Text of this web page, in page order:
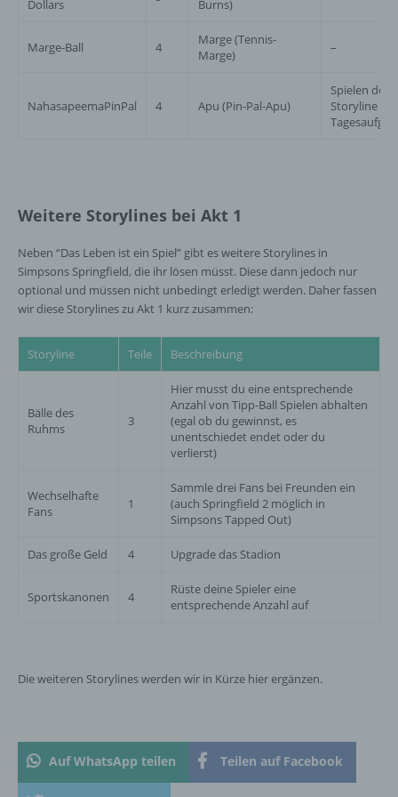
Dollars
Burns)
Marge-Ball 4
Marge (Tennis-
Marge)
–
NahasapeemaPinPal 4 Apu (Pin-Pal-Apu)
Spielen der
Storyline
Weitere Storylines bei Akt 1
Neben “Das Leben ist ein Spiel” gibt es weitere Storylines in
Simpsons Springfield, die ihr lösen müsst. Diese dann jedoch nur
optional und müssen nicht unbedingt erledigt werden. Daher fassen
wir diese Storylines zu Akt 1 kurz zusammen:
Storyline Teile Beschreibung
Bälle des
Ruhms
3
Hier musst du eine entsprechende
Anzahl von Tipp-Ball Spielen abhalten
(egal ob du gewinnst, es
unentschiedet endet oder du
verlierst)
Wechselhafte
Fans
1
Sammle drei Fans bei Freunden ein
(auch Springfield 2 möglich in
Simpsons Tapped Out)
Das große Geld 4 Upgrade das Stadion
Sportskanonen 4
Rüste deine Spieler eine
entsprechende Anzahl auf
Die weiteren Storylines werden wir in Kürze hier ergänzen.
Auf WhatsApp teilen Teilen auf Facebook
Mitgliedstaaten möglicherweise
jedoch nicht als Empfänger.
j) Dritter
und den Personen, die unter der
Verantwortlichen oder des
Auftragsverarbeiters befugt sind, die
personenbezogenen Daten zu verarbeiten.
k) Einwilligung
Einwilligung ist jede von der betroffenen
Person freiwillig für den bestimmten Fall in
informierter Weise und unmissverständlich
abgegebene Willensbekundung in Form
eindeutigen bestätigenden Handlung, mit der
die betroffene Person zu verstehen gibt, dass
sie mit der Verarbeitung der sie betreffenden
ist.
Verantwortlicher im Sinne der Datenschutz-
Grundverordnung, sonstiger in den Mitgliedstaaten
mit datenschutzrechtlichem Charakter ist die: